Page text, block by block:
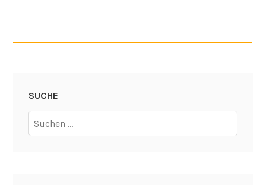
SUCHE
Suchen
nach: